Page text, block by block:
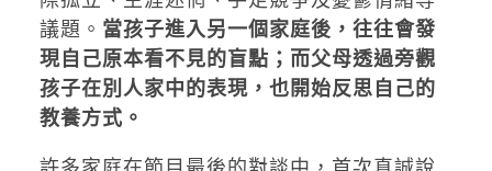
議題。 當孩子進入另一個家庭後，往往會發
現自己原本看不見的盲點；而父母透過旁觀
孩子在別人家中的表現，也開始反思自己的
教養方式。